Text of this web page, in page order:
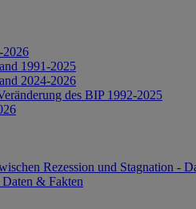
2026
1991-2025
2024-2026
des BIP 1992-2025
Rezession und Stagnation -
& Fakten